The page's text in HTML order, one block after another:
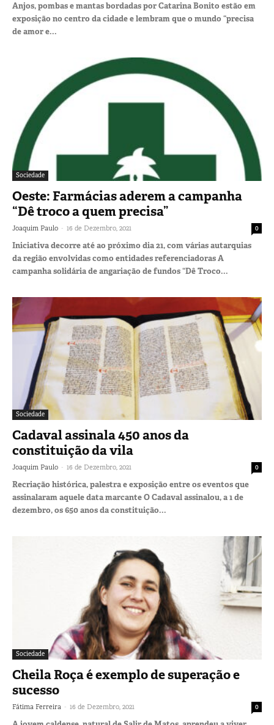
Anjos, pombas e mantas bordadas por Catarina Bonito estão em
exposição no centro da cidade e lembram que o mundo “precisa
de amor e...
Sociedade
Oeste: Farmácias aderem a campanha
“Dê troco a quem precisa”
Joaquim Paulo - 16 de Dezembro, 2021 0
Iniciativa decorre até ao próximo dia 21, com várias autarquias
da região envolvidas como entidades referenciadoras A
campanha solidária de angariação de fundos “Dê Troco...
Sociedade
Cadaval assinala 450 anos da
constituição da vila
Joaquim Paulo - 16 de Dezembro, 2021 0
Recriação histórica, palestra e exposição entre os eventos que
assinalaram aquele data marcante O Cadaval assinalou, a 1 de
dezembro, os 650 anos da constituição...
Sociedade
Cheila Roça é exemplo de superação e
sucesso
Fátima Ferreira - 16 de Dezembro, 2021 0